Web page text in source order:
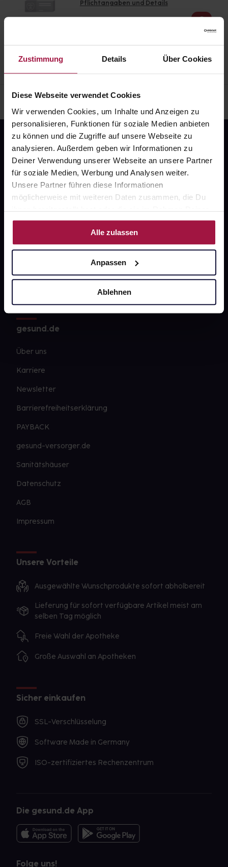
Zustimmung Details Über Cookies
Diese Webseite verwendet Cookies
Wir verwenden Cookies, um Inhalte und Anzeigen zu
personalisieren, Funktionen für soziale Medien anbieten
zu können und die Zugriffe auf unsere Webseite zu
analysieren. Außerdem geben wir Informationen zu
Deiner Verwendung unserer Webseite an unsere Partner
für soziale Medien, Werbung und Analysen weiter.
Unsere Partner führen diese Informationen
möglicherweise mit weiteren Daten zusammen, die Du
ihnen bereitgestellt hast oder die sie im Rahmen Deiner
Nutzung der Dienste gesammelt haben.
Alle zulassen
Anpassen
Ablehnen
Pflichtangaben und Details
2, 3
Fragen zu Deiner Bestellung?
FAQ
Widerrufsformular
gesund.de
Über uns
Karriere
Newsletter
Barrierefreiheitserklärung
PAYBACK
gesund-versorger.de
Sanitätshäuser
Datenschutz
AGB
Impressum
Unsere Vorteile
Ausgewählte Wunschprodukte sofort abholbereit
Lieferung für sofort verfügbare Artikel meist am
selben Tag möglich
Freie Wahl der Apotheke
Große Auswahl an Apotheken
Sicher einkaufen
SSL-Verschlüsselung
Software Made in Germany
ISO-zertifiziertes Rechenzentrum
Die gesund.de App
Folge uns!